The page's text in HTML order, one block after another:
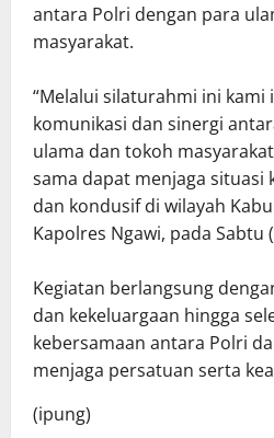
antara Polri dengan para
masyarakat.
“Melalui silaturahmi ini
komunikasi dan sinergi
ulama dan tokoh
sama dapat menjaga situasi
dan kondusif di wilayah
Kapolres Ngawi, pada Sabtu
Kegiatan berlangsung
dan kekeluargaan hingga
kebersamaan antara Polri
menjaga persatuan serta
(ipung)